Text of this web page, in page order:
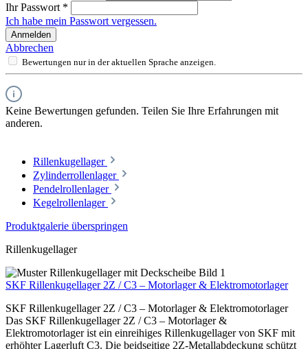
Ihr Passwort *
Ich habe mein Passwort vergessen.
Anmelden
Abbrechen
Bewertungen nur in der aktuellen Sprache anzeigen.
Keine Bewertungen gefunden. Teilen Sie Ihre Erfahrungen mit
anderen.
Rillenkugellager
Zylinderrollenlager
Pendelrollenlager
Kegelrollenlager
Produktgalerie überspringen
Rillenkugellager
SKF Rillenkugellager 2Z / C3 – Motorlager & Elektromotorlager
SKF Rillenkugellager 2Z / C3 – Motorlager & Elektromotorlager
Das SKF Rillenkugellager 2Z / C3 – Motorlager &
Elektromotorlager ist ein einreihiges Rillenkugellager von SKF mit
erhöhter Lagerluft C3. Die beidseitige 2Z-Metallabdeckung schützt